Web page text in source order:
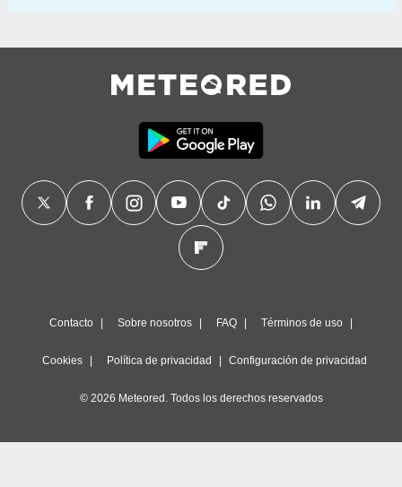
Contacto Sobre nosotros FAQ Términos de uso
Cookies Política de privacidad Configuración de privacidad
© 2026 Meteored. Todos los derechos reservados